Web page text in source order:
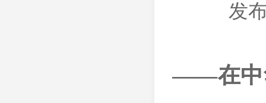
发
——在中